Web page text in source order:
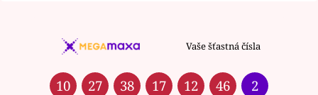
Vaše šťastná čísla
10 27 38 17 12 46 2